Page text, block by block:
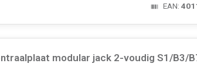
EAN:
modular jack 2-voudig S1/B3/